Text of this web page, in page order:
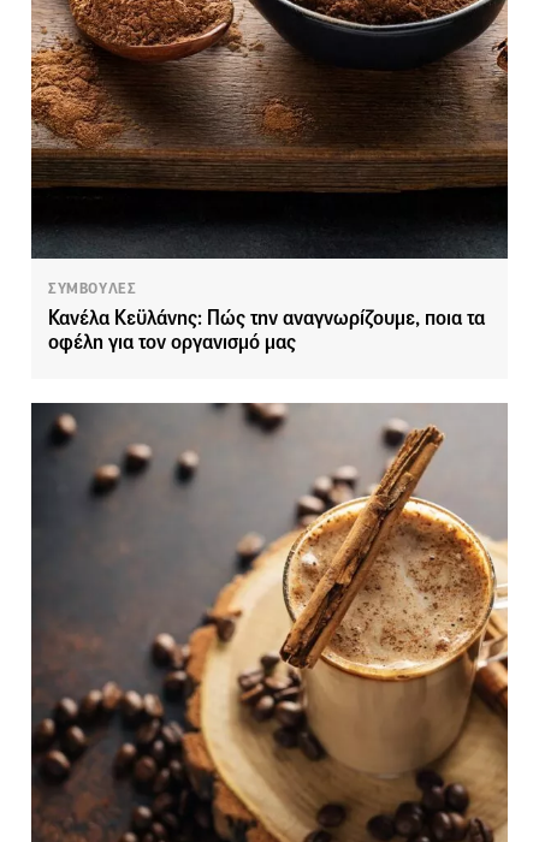
ΣΥΜΒΟΥΛΕΣ
Κανέλα Κεϋλάνης: Πώς την αναγνωρίζουμε, ποια τα
οφέλη για τον οργανισμό μας